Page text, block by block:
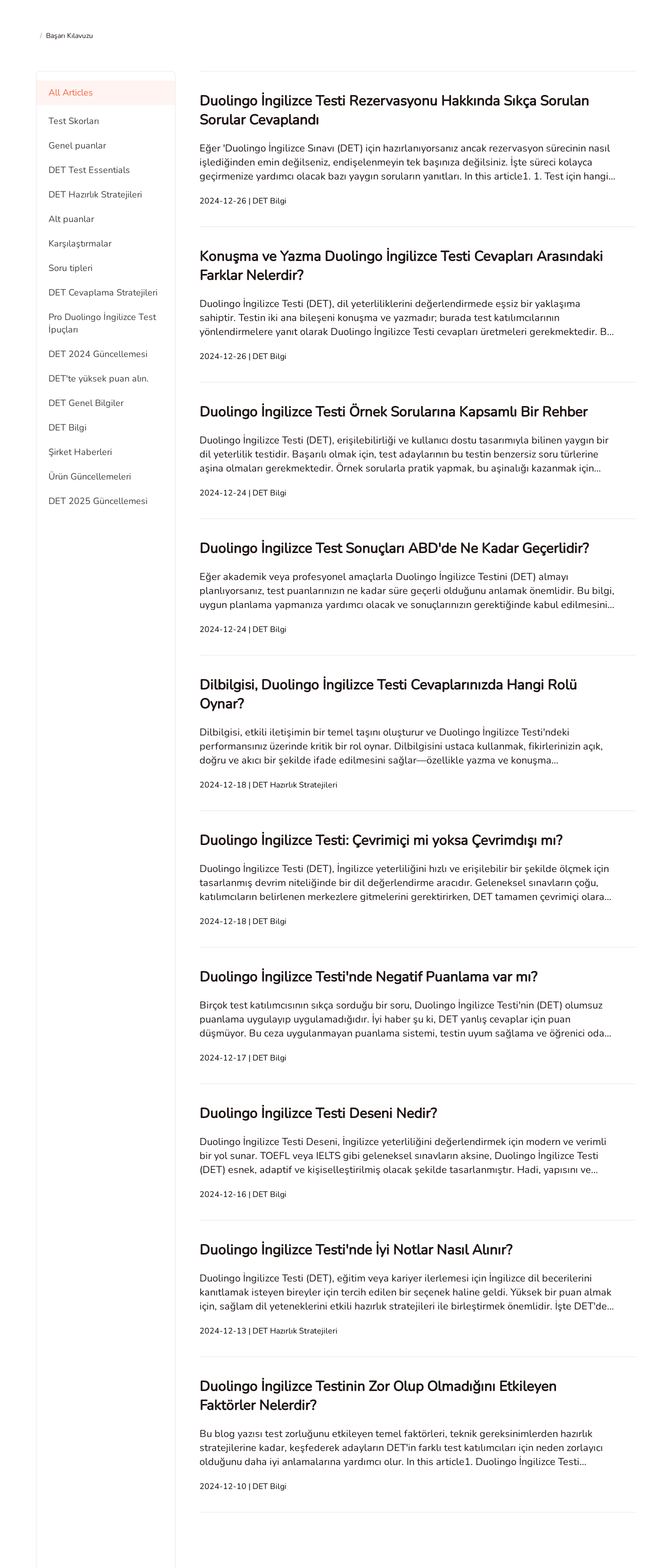
/ Başarı Kılavuzu
All Articles
Test Skorları
Genel puanlar
DET Test Essentials
DET Hazırlık Stratejileri
Alt puanlar
Karşılaştırmalar
Soru tipleri
DET Cevaplama Stratejileri
Pro Duolingo İngilizce Test
İpuçları
DET 2024 Güncellemesi
DET'te yüksek puan alın.
DET Genel Bilgiler
DET Bilgi
Şirket Haberleri
Ürün Güncellemeleri
DET 2025 Güncellemesi
Duolingo İngilizce Testi Rezervasyonu Hakkında Sıkça Sorulan
Sorular Cevaplandı
Eğer 'Duolingo İngilizce Sınavı (DET) için hazırlanıyorsanız ancak rezervasyon sürecinin nasıl
işlediğinden emin değilseniz, endişelenmeyin tek başınıza değilsiniz. İşte süreci kolayca
geçirmenize yardımcı olacak bazı yaygın soruların yanıtları. In this article1. 1. Test için hangi
2024-12-26 | DET Bilgi
Konuşma ve Yazma Duolingo İngilizce Testi Cevapları Arasındaki
Farklar Nelerdir?
Duolingo İngilizce Testi (DET), dil yeterliliklerini değerlendirmede eşsiz bir yaklaşıma
sahiptir. Testin iki ana bileşeni konuşma ve yazmadır; burada test katılımcılarının
yönlendirmelere yanıt olarak Duolingo İngilizce Testi cevapları üretmeleri gerekmektedir. Bu
2024-12-26 | DET Bilgi
Duolingo İngilizce Testi Örnek Sorularına Kapsamlı Bir Rehber
Duolingo İngilizce Testi (DET), erişilebilirliği ve kullanıcı dostu tasarımıyla bilinen yaygın bir
dil yeterlilik testidir. Başarılı olmak için, test adaylarının bu testin benzersiz soru türlerine
aşina olmaları gerekmektedir. Örnek sorularla pratik yapmak, bu aşinalığı kazanmak için
2024-12-24 | DET Bilgi
Duolingo İngilizce Test Sonuçları ABD'de Ne Kadar Geçerlidir?
Eğer akademik veya profesyonel amaçlarla Duolingo İngilizce Testini (DET) almayı
planlıyorsanız, test puanlarınızın ne kadar süre geçerli olduğunu anlamak önemlidir. Bu bilgi,
uygun planlama yapmanıza yardımcı olacak ve sonuçlarınızın gerektiğinde kabul edilmesini
2024-12-24 | DET Bilgi
Dilbilgisi, Duolingo İngilizce Testi Cevaplarınızda Hangi Rolü
Oynar?
Dilbilgisi, etkili iletişimin bir temel taşını oluşturur ve Duolingo İngilizce Testi'ndeki
performansınız üzerinde kritik bir rol oynar. Dilbilgisini ustaca kullanmak, fikirlerinizin açık,
doğru ve akıcı bir şekilde ifade edilmesini sağlar—özellikle yazma ve konuşma
2024-12-18 | DET Hazırlık Stratejileri
Duolingo İngilizce Testi: Çevrimiçi mi yoksa Çevrimdışı mı?
Duolingo İngilizce Testi (DET), İngilizce yeterliliğini hızlı ve erişilebilir bir şekilde ölçmek için
tasarlanmış devrim niteliğinde bir dil değerlendirme aracıdır. Geleneksel sınavların çoğu,
katılımcıların belirlenen merkezlere gitmelerini gerektirirken, DET tamamen çevrimiçi olarak
2024-12-18 | DET Bilgi
Duolingo İngilizce Testi'nde Negatif Puanlama var mı?
Birçok test katılımcısının sıkça sorduğu bir soru, Duolingo İngilizce Testi'nin (DET) olumsuz
puanlama uygulayıp uygulamadığıdır. İyi haber şu ki, DET yanlış cevaplar için puan
düşmüyor. Bu ceza uygulanmayan puanlama sistemi, testin uyum sağlama ve öğrenici odaklı
2024-12-17 | DET Bilgi
Duolingo İngilizce Testi Deseni Nedir?
Duolingo İngilizce Testi Deseni, İngilizce yeterliliğini değerlendirmek için modern ve verimli
bir yol sunar. TOEFL veya IELTS gibi geleneksel sınavların aksine, Duolingo İngilizce Testi
(DET) esnek, adaptif ve kişiselleştirilmiş olacak şekilde tasarlanmıştır. Hadi, yapısını ve
2024-12-16 | DET Bilgi
Duolingo İngilizce Testi'nde İyi Notlar Nasıl Alınır?
Duolingo İngilizce Testi (DET), eğitim veya kariyer ilerlemesi için İngilizce dil becerilerini
kanıtlamak isteyen bireyler için tercih edilen bir seçenek haline geldi. Yüksek bir puan almak
için, sağlam dil yeteneklerini etkili hazırlık stratejileri ile birleştirmek önemlidir. İşte DET'de
2024-12-13 | DET Hazırlık Stratejileri
Duolingo İngilizce Testinin Zor Olup Olmadığını Etkileyen
Faktörler Nelerdir?
Bu blog yazısı test zorluğunu etkileyen temel faktörleri, teknik gereksinimlerden hazırlık
stratejilerine kadar, keşfederek adayların DET'in farklı test katılımcıları için neden zorlayıcı
olduğunu daha iyi anlamalarına yardımcı olur. In this article1. Duolingo İngilizce Testi
2024-12-10 | DET Bilgi